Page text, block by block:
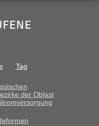
trotzdem im Text gleich
angezeigt "auf dieser
Tag
der Oblast